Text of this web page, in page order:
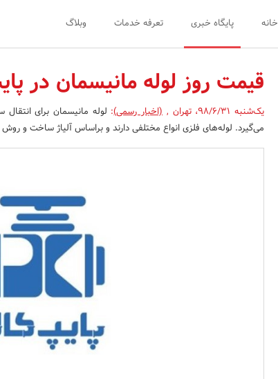
خانه پایگاه خبری تعرفه خدمات وبلاگ
قیمت روز لوله مانیسمان در
یک‌شنبه 98/6/31 ،تهران ,(اخبار رسمی): لوله مانیسمان برای
می‌گیرد. لوله‌های فلزی انواع مختلفی دارند و براساس آلیاژ ساخت و